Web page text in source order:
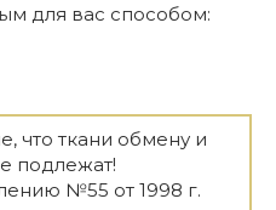
для вас способом:
что ткани обмену и
подлежат!
№55 от 1998 г.